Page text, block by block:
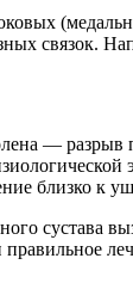
связок.
— разрыв
близко к